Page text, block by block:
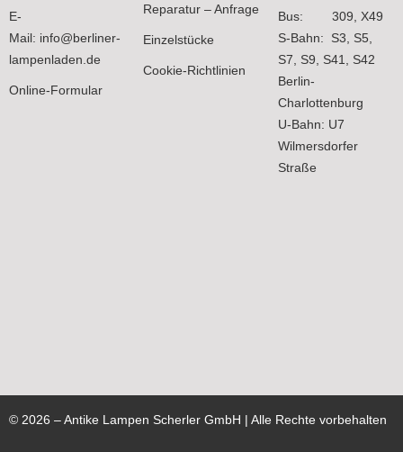
E-
Mail: info@berliner-
lampenladen.de
Online-Formular
Reparatur – Anfrage
Einzelstücke
Cookie-Richtlinien
Bus: 309, X49
S-Bahn: S3, S5,
S7, S9, S41, S42
Berlin-
Charlottenburg
U-Bahn: U7
Wilmersdorfer
Straße
© 2026 – Antike Lampen Scherler GmbH | Alle Rechte vorbehalten